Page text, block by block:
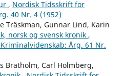
, Nordisk Tidsskrift for
40 Nr. 4 (1952)
Träskman, Gunnar Lind, Karin
norsk og svensk kronik ,
Årg. 61 Nr.
Bratholm, Carl Holmberg,